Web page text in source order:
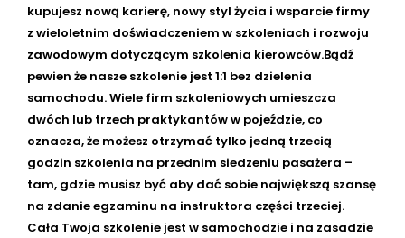
kupujesz nową karierę, nowy styl życia i wsparcie firmy
z wieloletnim doświadczeniem w szkoleniach i rozwoju
zawodowym dotyczącym szkolenia kierowców.Bądź
pewien że nasze szkolenie jest 1:1 bez dzielenia
samochodu. Wiele firm szkoleniowych umieszcza
dwóch lub trzech praktykantów w pojeździe, co
oznacza, że ​​możesz otrzymać tylko jedną trzecią
godzin szkolenia na przednim siedzeniu pasażera –
tam, gdzie musisz być aby dać sobie największą szansę
na zdanie egzaminu na instruktora części trzeciej.
Cała Twoja szkolenie jest w samochodzie i na zasadzie